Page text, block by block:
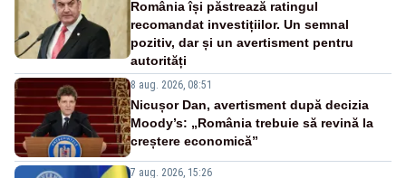
România își păstrează ratingul
recomandat investițiilor. Un semnal
pozitiv, dar și un avertisment pentru
autorități
8 aug. 2026, 08:51
Nicușor Dan, avertisment după decizia
Moody’s: „România trebuie să revină la
creștere economică”
7 aug. 2026, 15:26